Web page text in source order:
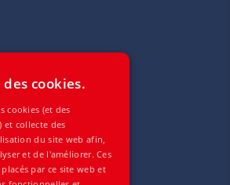
cookies.
cookies (et des
et collecte des
du site web afin,
et de l'améliorer. Ces
par ce site web et